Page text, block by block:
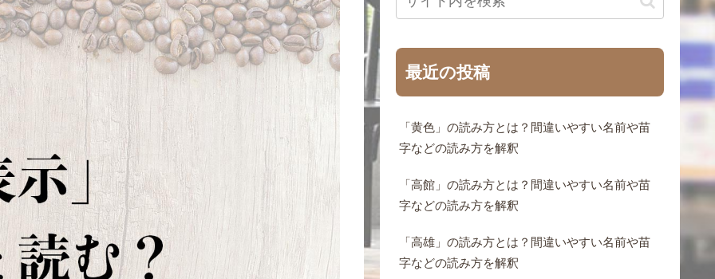
最近の投稿
「黄色」の読み方とは？間違いやすい名前や苗
字などの読み方を解釈
「高館」の読み方とは？間違いやすい名前や苗
字などの読み方を解釈
「高雄」の読み方とは？間違いやすい名前や苗
字などの読み方を解釈